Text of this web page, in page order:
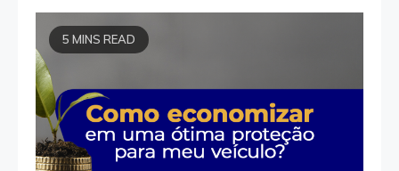
5 MINS READ